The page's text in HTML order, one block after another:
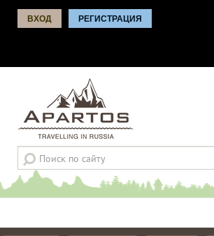
ВХОД РЕГИСТРАЦИЯ